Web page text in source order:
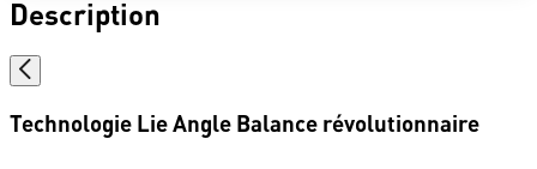
Description
Technologie Lie Angle Balance révolutionnaire